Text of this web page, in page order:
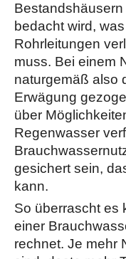
bedacht wird,
Rohrleitungen
muss. Bei einem
naturgemäß also
Erwägung
über
Regenwasser
gesichert sein,
kann.
So überrascht es
einer
rechnet. Je mehr